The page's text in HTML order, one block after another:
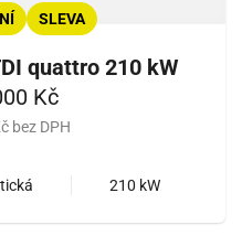
SLEVA
quattro 210 kW
Kč
bez DPH
210 kW